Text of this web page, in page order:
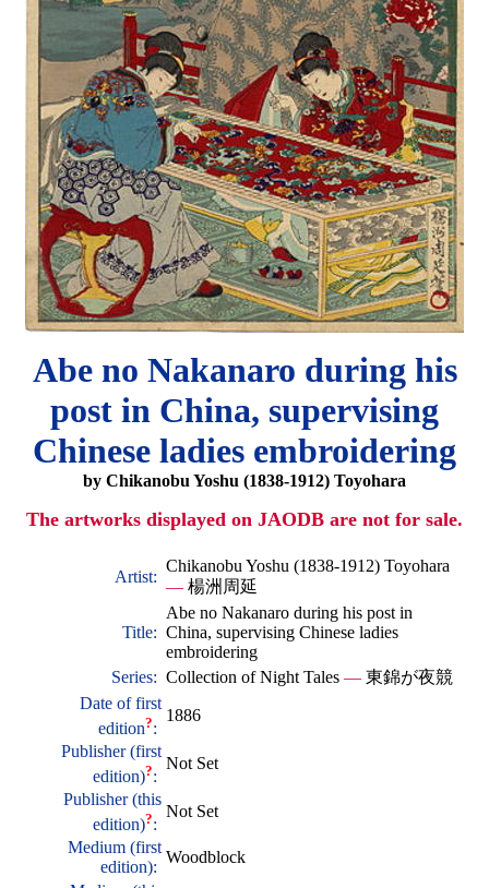
Abe no Nakanaro during his
post in China, supervising
Chinese ladies embroidering
by Chikanobu Yoshu (1838-1912) Toyohara
The artworks displayed on JAODB are not for sale.
Artist:
Chikanobu Yoshu (1838-1912) Toyohara
— 楊洲周延
Title:
Abe no Nakanaro during his post in
China, supervising Chinese ladies
embroidering
Series: Collection of Night Tales — 東錦が夜競
Date of first
edition?:
1886
Publisher (first
edition)?:
Not Set
Publisher (this
edition)?:
Not Set
Medium (first
edition):
Woodblock